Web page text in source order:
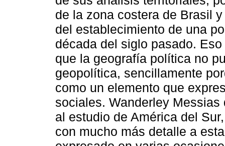
de la zona costera de Brasil
del establecimiento de una
década del siglo pasado.
que la geografía política no
geopolítica, sencillamente
como un elemento que
sociales. Wanderley
al estudio de América del
con mucho más detalle a